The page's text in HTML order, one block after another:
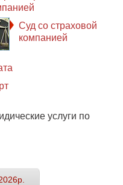
Суд со страховой
компанией
услуги по